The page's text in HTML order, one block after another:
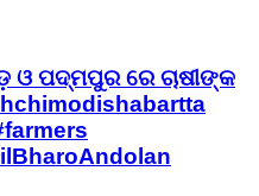
ଓ ପଦ୍ମପୁର ରେ ଚାଷୀଙ୍କ